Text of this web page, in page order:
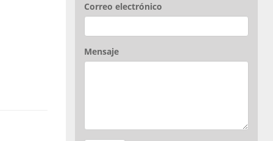
Correo electrónico
Mensaje